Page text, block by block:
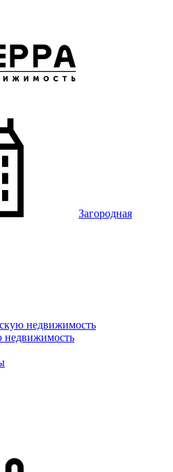
Загородная
недвижимость
недвижимость